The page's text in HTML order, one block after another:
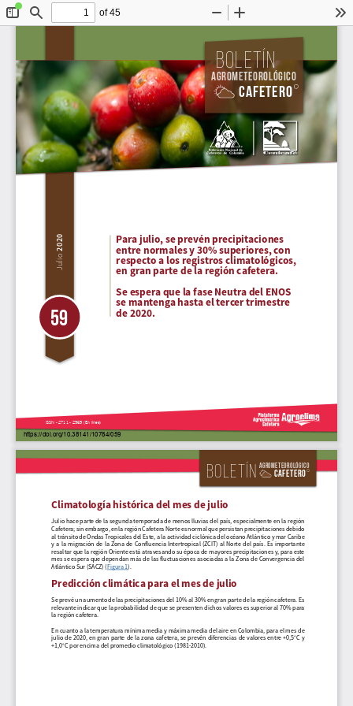
ToggleFind
of 45
Zoom
Boletín
Agrometeorológico
Cafetero
ISSN - 2711 - 2969 (En línea)
Julio
2020
59
Para julio, se prevén precipitaciones
entre normales y 30% superiores, con
respecto a los registros climatológicos,
en gran parte de la región cafetera.
Se espera que la fase Neutra del ENOS
se mantenga hasta el tercer trimestre
de 2020.
https://doi.org/10.38141/10784/059
Boletín Agrometeorológico
Cafetero
Climatología histórica del mes de julio
Julio hace parte de la segunda temporada de menos lluvias del país, especialmente en la región
Cafetera; sin embargo, en la región Cafetera Norte es normal que persistan precipitaciones debido
al tránsito de Ondas Tropicales del Este, a la actividad ciclónica del océano Atlántico y mar Caribe
y  a  la  migración  de  la  Zona  de  Confluencia  Intertropical  (ZCIT)  al  Norte  del  país.  Es  importante
resaltar que la región Oriente está atravesando su época de mayores precipitaciones y, para este
mes se espera que dependan más de las fluctuaciones asociadas a la Zona de Convergencia del
Atlántico Sur (SACZ) (Figura 1).
Predicción climática para el mes de julio
Se prevé un aumento de las precipitaciones del 10% al 30% en gran parte de la región cafetera. Es
relevante indicar que la probabilidad de que se presenten dichos valores es superior al 70% para
la región cafetera.
En cuanto a la temperatura mínima media y máxima media del aire en Colombia, para el mes de
julio  de  2020,  en  gran  parte  de  la  zona  cafetera,  se  prevén  diferencias  de  valores  entre  +0,5°C  y
+1,0°C por encima del promedio climatológico (1981-2010).